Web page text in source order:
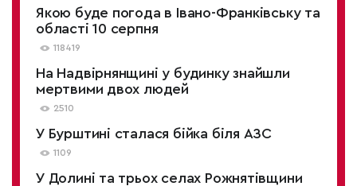
Якою буде погода в Івано-Франківську та
області 10 серпня
118419
На Надвірнянщині у будинку знайшли
мертвими двох людей
2510
У Бурштині сталася бійка біля АЗС
1109
У Долині та трьох селах Рожнятівщини